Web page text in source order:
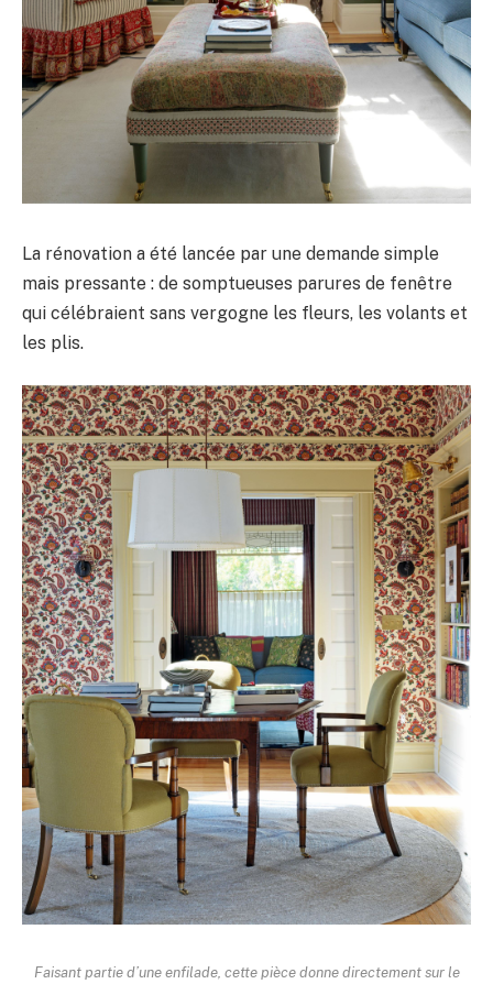
La rénovation a été lancée par une demande simple
mais pressante : de somptueuses parures de fenêtre
qui célébraient sans vergogne les fleurs, les volants et
les plis.
Faisant partie d’une enfilade, cette pièce donne directement sur le